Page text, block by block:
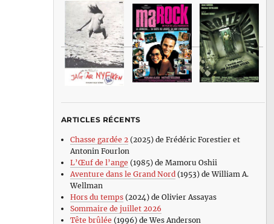
ARTICLES RÉCENTS
Chasse gardée 2(2025) de Frédéric Forestier et
Antonin Fourlon
L’Œuf de l’ange (1985) de Mamoru Oshii
Aventure dans le Grand Nord(1953) de William A.
Wellman
Hors du temps(2024) de Olivier Assayas
Sommaire de juillet 2026
Tête brûlée (1996) de Wes Anderson